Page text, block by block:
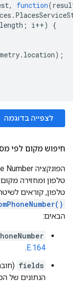
, function(
.
length ; i++)
{
. location);
לצפייה בדוגמה
חיפוש מקום לפי
טלפון ומחזירה
טלפון, קוראים
הבאים:
E.164
.
fields
הנתונים של